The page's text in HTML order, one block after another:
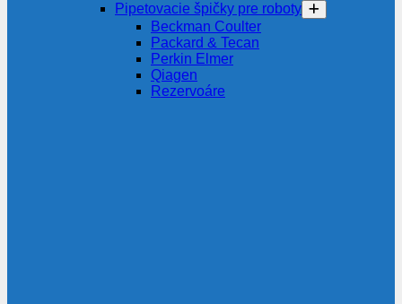
Pipetovacie špičky pre roboty
Beckman Coulter
Packard & Tecan
Perkin Elmer
Qiagen
Rezervoáre